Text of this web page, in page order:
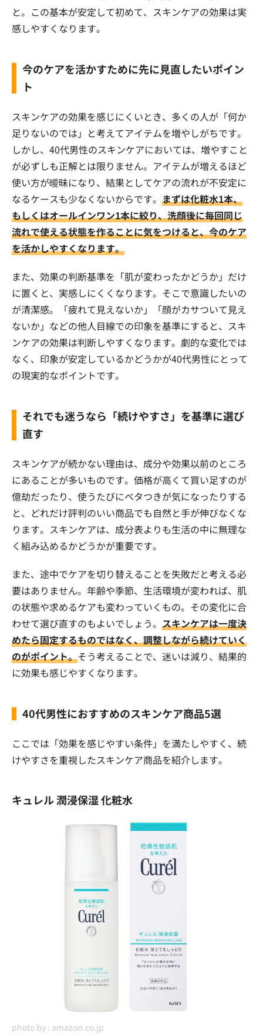
と。この基本が安定して初めて、スキンケアの効果は実
感しやすくなります。
今のケアを活かすために先に見直したいポイン
ト
スキンケアの効果を感じにくいとき、多くの人が「何か
足りないのでは」と考えてアイテムを増やしがちです。
しかし、40代男性のスキンケアにおいては、増やすこと
が必ずしも正解とは限りません。アイテムが増えるほど
使い方が曖昧になり、結果としてケアの流れが不安定に
なるケースも少なくないからです。 まずは化粧水1本、
もしくはオールインワン1本に絞り、洗顔後に毎回同じ
流れで使える状態を作ることに気をつけると、今のケア
を活かしやすくなります。
また、効果の判断基準を「肌が変わったかどうか」だけ
に置くと、実感しにくくなります。そこで意識したいの
が清潔感。「疲れて見えないか」「顔がカサついて見え
ないか」などの他人目線での印象を基準にすると、スキ
ンケアの効果は判断しやすくなります。劇的な変化では
なく、印象が安定しているかどうかが40代男性にとって
の現実的なポイントです。
それでも迷うなら「続けやすさ」を基準に選び
直す
スキンケアが続かない理由は、成分や効果以前のところ
にあることが多いものです。価格が高くて買い足すのが
億劫だったり、使うたびにベタつきが気になったりする
と、どれだけ評判のいい商品でも自然と手が伸びなくな
ります。スキンケアは、成分表よりも生活の中に無理な
く組み込めるかどうかが重要です。
また、途中でケアを切り替えることを失敗だと考える必
要はありません。年齢や季節、生活環境が変われば、肌
の状態や求めるケアも変わっていくもの。その変化に合
わせて選び直すのもよいでしょう。 スキンケアは一度決
めたら固定するものではなく、調整しながら続けていく
のがポイント。そう考えることで、迷いは減り、結果的
に効果も感じやすくなります。
40代男性におすすめのスキンケア商品5選
ここでは「効果を感じやすい条件」を満たしやすく、続
けやすさを重視したスキンケア商品を紹介します。
キュレル 潤浸保湿 化粧水
photo by : amazon.co.jp